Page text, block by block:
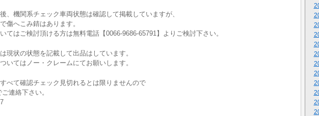
、機関系チェック車両状態は確認して掲載していますが、
傷へこみ錆はあります。
てはご検討頂ける方は無料電話【0066-9686-65791】よりご検討下さい。
現状の状態を記載して出品はしています。
いてはノー・クレームにてお願いします。
べて確認チェック見切れるとは限りませんので
連絡下さい。